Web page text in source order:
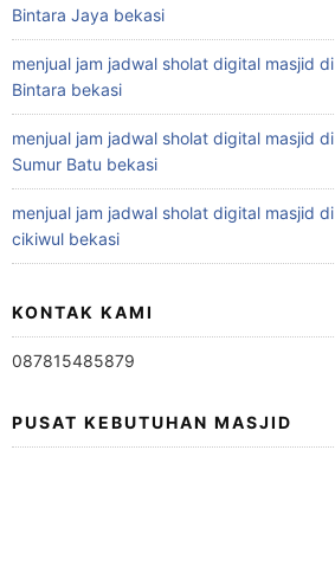
Bintara Jaya bekasi
menjual jam jadwal sholat digital masjid di
Bintara bekasi
menjual jam jadwal sholat digital masjid di
Sumur Batu bekasi
menjual jam jadwal sholat digital masjid di
cikiwul bekasi
KONTAK KAMI
087815485879
PUSAT KEBUTUHAN MASJID